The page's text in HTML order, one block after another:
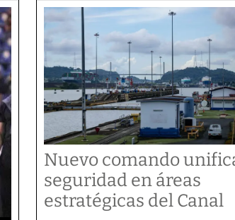
Nuevo comando
seguridad en áreas
estratégicas del Canal